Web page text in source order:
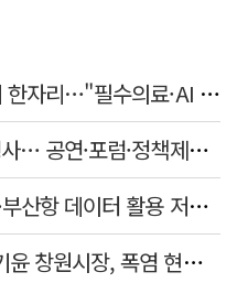
대구경북 의료계-국회 복지위 한자리…"필수의료·AI 바이오 협력 강화"
양산 전역서 양성평등주간 행사… 공연·포럼·정책제안 잇따라
해양 공공데이터 개방 확대…부산항 데이터 활용 저변 넓힌다
농촌부터 전통시장까지…강기윤 창원시장, 폭염 현장 누볐다